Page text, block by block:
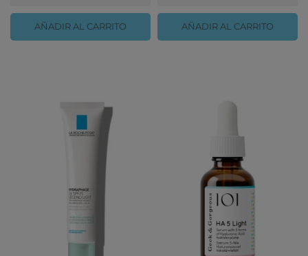
AÑADIR AL CARRITO AÑADIR AL CARRITO